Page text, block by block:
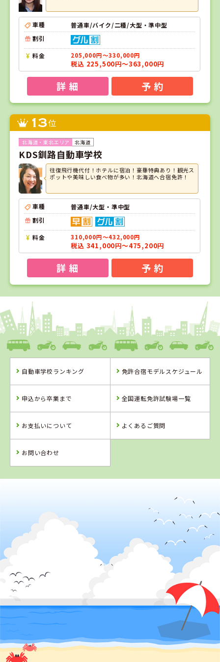
車種
普通車/バイク/二種/大型・準中型
割引
料金 205,000円～330,000円
税込 225,500円～363,000円
詳 細 予 約
13位
北海道
KDS釧路自動車学校
往復飛行機代付！ホテルに宿泊！豪華特典あり！観光ス
ポットや美味しい食べ物が多い！北海道へ合宿免許！
車種
普通車/大型・準中型
割引
料金 310,000円～432,000円
税込 341,000円～475,200円
詳 細 予 約
1
静岡県
綜合自動車学校
詳 細 予 約
詳 細 予 約
3位
詳 細
詳 細
校
詳 細
4位
鳥取県
詳 細
予 約
5
兵庫県
大陽猪名川自動
車学校
予 約
静岡県
浜松自動車学
校 袋井校
詳 細
予 約
7位 8位 9位
自動車学校ランキング 免許合宿モデルスケジュール
申込から卒業まで 全国運転免許試験場一覧
お支払いについて よくあるご質問
お問い合わせ